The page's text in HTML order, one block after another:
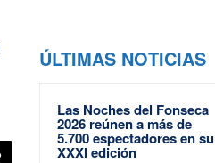
ÚLTIMAS NOTICIAS
Las Noches del Fonseca
2026 reúnen a más de
5.700 espectadores en su
XXXI edición